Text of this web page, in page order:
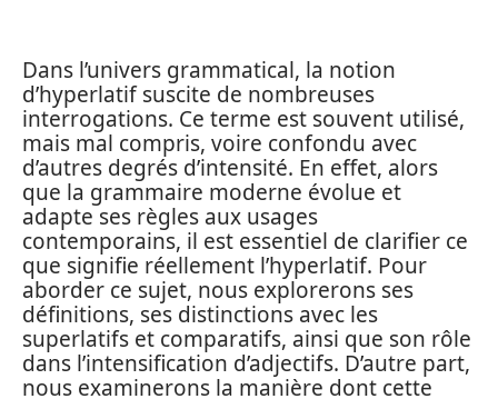
Dans l’univers grammatical, la notion
d’hyperlatif suscite de nombreuses
interrogations. Ce terme est souvent utilisé,
mais mal compris, voire confondu avec
d’autres degrés d’intensité. En effet, alors
que la grammaire moderne évolue et
adapte ses règles aux usages
contemporains, il est essentiel de clarifier ce
que signifie réellement l’hyperlatif. Pour
aborder ce sujet, nous explorerons ses
définitions, ses distinctions avec les
superlatifs et comparatifs, ainsi que son rôle
dans l’intensification d’adjectifs. D’autre part,
nous examinerons la manière dont cette